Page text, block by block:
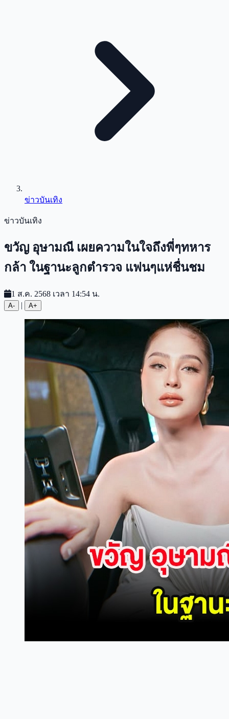
ข่าวบันเทิง
ข่าวบันเทิง
ขวัญ อุษามณี เผยความในใจถึงพี่ๆทหาร
กล้า ในฐานะลูกตำรวจ แฟนๆแห่ชื่นชม
1 ส.ค. 2568 เวลา 14:54 น.
A- | A+